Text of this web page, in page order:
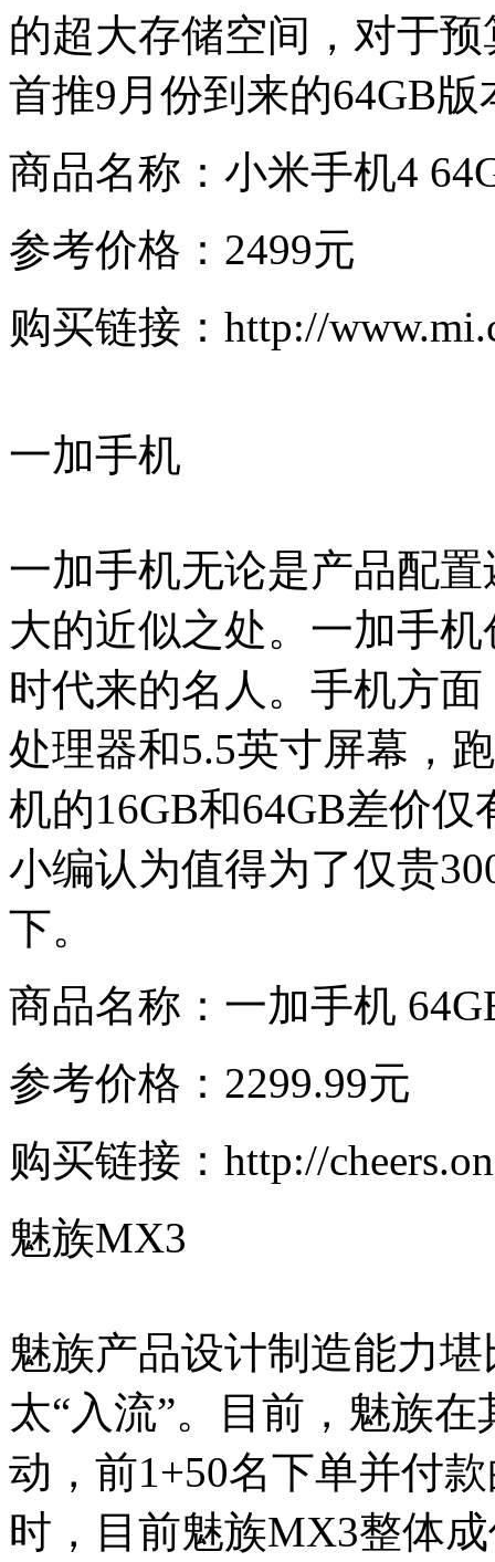
的超大存储空间，对于
首推9月份到来的64GB版
商品名称：小米手机4
参考价格：2499元
购买链接：http://
一加手机
一加手机无论是产品配
大的近似之处。一加手
时代来的名人。手机方
处理器和5.5英寸屏幕，
机的16GB和64GB差价
小编认为值得为了仅贵
下。
商品名称：一加手机
参考价格：2299.99元
购买链接：http://
魅族MX3
魅族产品设计制造能力
太“入流”。目前，魅族
动，前1+50名下单并付
时，目前魅族MX3整体